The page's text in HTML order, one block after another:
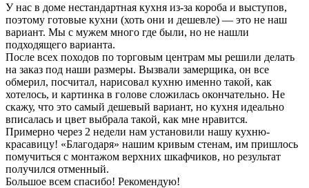
У нас в доме нестандартная кухня из-за короба и выступов,
поэтому готовые кухни (хоть они и дешевле) — это не наш
вариант. Мы с мужем много где были, но не нашли
подходящего варианта.
После всех походов по торговым центрам мы решили делать
на заказ под наши размеры. Вызвали замерщика, он все
обмерил, посчитал, нарисовал кухню именно такой, как
хотелось, и картинка в голове сложилась окончательно. Не
скажу, что это самый дешевый вариант, но кухня идеально
вписалась и цвет выбрала такой, как мне нравится.
Примерно через 2 недели нам установили нашу кухню-
красавицу! «Благодаря» нашим кривым стенам, им пришлось
помучиться с монтажом верхних шкафчиков, но результат
получился отменный.
Большое всем спасибо! Рекомендую!